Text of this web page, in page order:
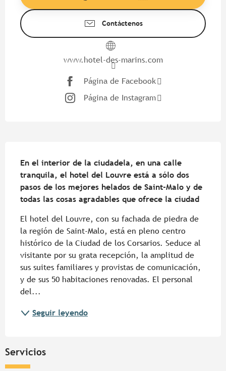
Contáctenos
www.hotel-des-marins.com
Página de Facebook
Página de Instagram
En el interior de la ciudadela, en una calle
tranquila, el hotel del Louvre está a sólo dos
pasos de los mejores helados de Saint-Malo y de
todas las cosas agradables que ofrece la ciudad
El hotel del Louvre, con su fachada de piedra de
la región de Saint-Malo, está en pleno centro
histórico de la Ciudad de los Corsarios. Seduce al
visitante por su grata recepción, la amplitud de
sus suites familiares y provistas de comunicación,
y de sus 50 habitaciones renovadas. El personal
del...
Seguir leyendo
Servicios